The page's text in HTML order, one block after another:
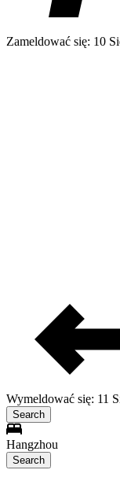
Zameldować się: 10
Wymeldować się: 11
Search
Hangzhou
Search